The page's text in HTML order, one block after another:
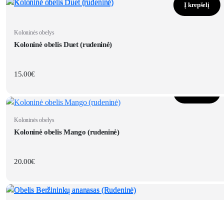
Į krepšelį
Koloninės obelys
Koloninė obelis Duet (rudeninė)
15.00€
Koloninės obelys
Koloninė obelis Mango (rudeninė)
20.00€